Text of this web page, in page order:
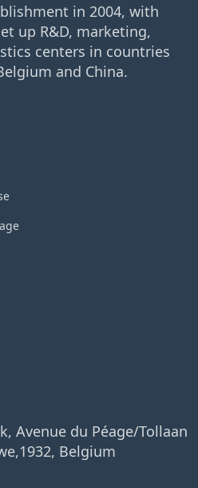
in 2004, with
up R&D, marketing,
centers in countries
and China.
Avenue du Péage/Tollaan
Belgium